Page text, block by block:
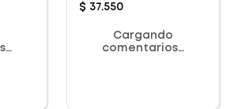
$ 37.550
Cargando
comentarios…